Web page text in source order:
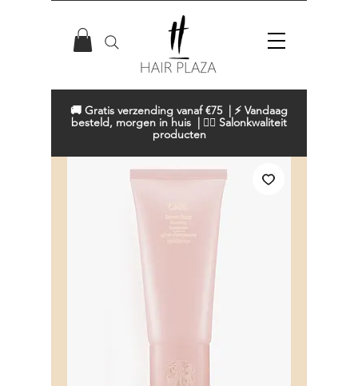
🚚 Gratis verzending vanaf €75 | ⚡ Vandaag
besteld, morgen in huis | 💇‍♀️ Salonkwaliteit
producten